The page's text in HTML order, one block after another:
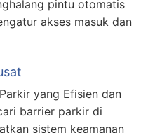
pintu otomatis
akses masuk dan
yang Efisien dan
barrier parkir di
sistem keamanan